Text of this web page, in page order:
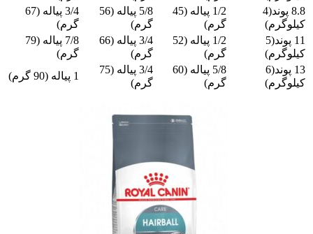
8.8 پوند(4
کیلوگرم)
1/2 پیاله (45
گرم)
5/8 پیاله (56
گرم)
3/4 پیاله (67
گرم)
11 پوند(5
کیلوگرم)
1/2 پیاله (52
گرم)
3/4 پیاله (66
گرم)
7/8 پیاله (79
گرم)
13 پوند(6
کیلوگرم)
5/8 پیاله (60
گرم)
3/4 پیاله (75
گرم)
1 پیاله (90 گرم)